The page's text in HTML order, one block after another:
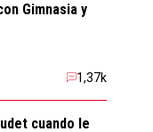
Gimnasia y
1,37k
cuando le